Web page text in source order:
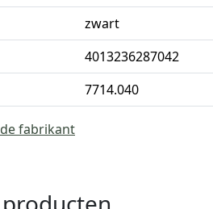
zwart
4013236287042
7714.040
fabrikant